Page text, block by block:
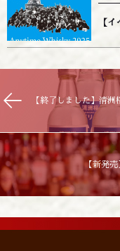
【
【終了しました】清
【新発